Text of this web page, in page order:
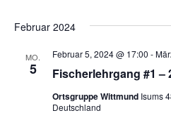
Februar 2024
MO.
5 Fischerlehrgang #1 –
Februar 5, 2024 @ 17:00 -
Ortsgruppe Wittmund Isums
Deutschland